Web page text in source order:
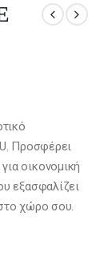
Προσφέρει
οικονομική
εξασφαλίζει
χώρο σου.